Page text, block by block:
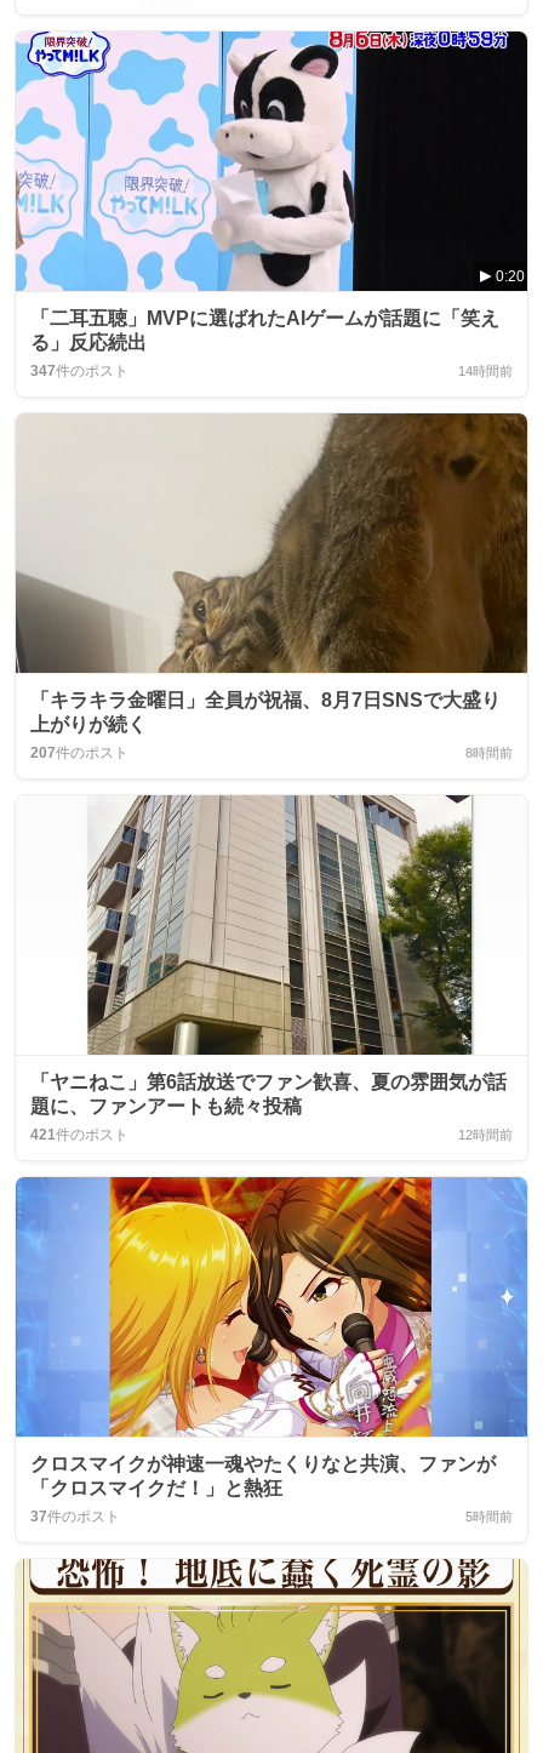
0:20
「二耳五聴」MVPに選ばれたAIゲームが話題に「笑え
る」反応続出
347件のポスト 14時間前
「キラキラ金曜日」全員が祝福、8月7日SNSで大盛り
上がりが続く
207件のポスト 8時間前
「ヤニねこ」第6話放送でファン歓喜、夏の雰囲気が話
題に、ファンアートも続々投稿
421件のポスト 12時間前
クロスマイクが神速一魂やたくりなと共演、ファンが
「クロスマイクだ！」と熱狂
37件のポスト 5時間前